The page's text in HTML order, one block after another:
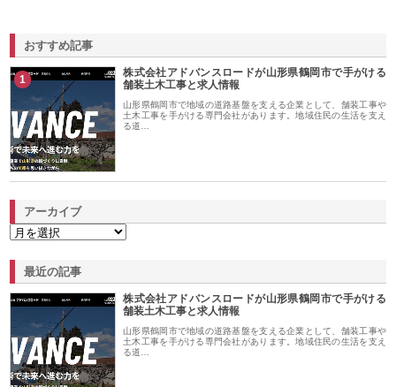
おすすめ記事
1
株式会社アドバンスロードが山形県鶴岡市で手がける
舗装土木工事と求人情報
山形県鶴岡市で地域の道路基盤を支える企業として、舗装工事や
土木工事を手がける専門会社があります。地域住民の生活を支え
る道…
アーカイブ
最近の記事
株式会社アドバンスロードが山形県鶴岡市で手がける
舗装土木工事と求人情報
山形県鶴岡市で地域の道路基盤を支える企業として、舗装工事や
土木工事を手がける専門会社があります。地域住民の生活を支え
る道…